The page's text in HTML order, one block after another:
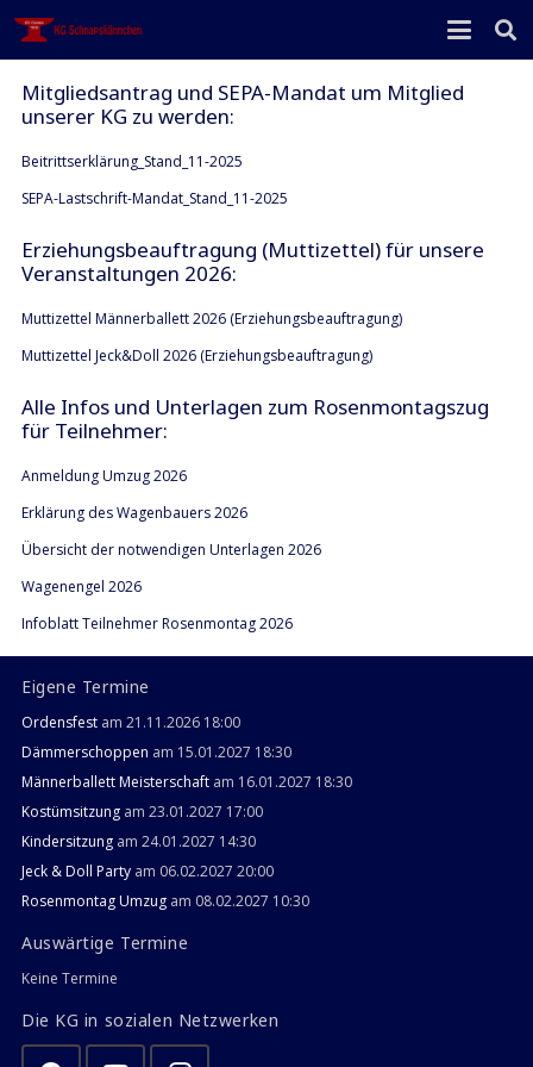
Mitgliedsantrag und SEPA-Mandat um Mitglied
unserer KG zu werden:
Beitrittserklärung_Stand_11-2025
SEPA-Lastschrift-Mandat_Stand_11-2025
Erziehungsbeauftragung (Muttizettel) für unsere
Veranstaltungen 2026:
Muttizettel Männerballett 2026 (Erziehungsbeauftragung)
Muttizettel Jeck&Doll 2026 (Erziehungsbeauftragung)
Alle Infos und Unterlagen zum Rosenmontagszug
für Teilnehmer:
Anmeldung Umzug 2026
Erklärung des Wagenbauers 2026
Übersicht der notwendigen Unterlagen 2026
Wagenengel 2026
Infoblatt Teilnehmer Rosenmontag 2026
Eigene Termine
Ordensfest am 21.11.2026 18:00
Dämmerschoppen am 15.01.2027 18:30
Männerballett Meisterschaft am 16.01.2027 18:30
Kostümsitzung am 23.01.2027 17:00
Kindersitzung am 24.01.2027 14:30
Jeck & Doll Party am 06.02.2027 20:00
Rosenmontag Umzug am 08.02.2027 10:30
Auswärtige Termine
Keine Termine
Die KG in sozialen Netzwerken